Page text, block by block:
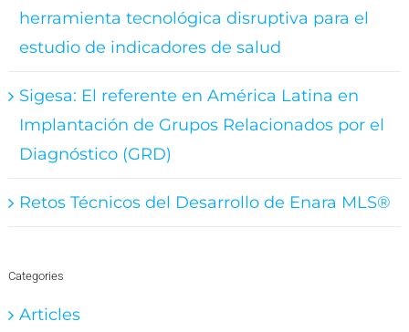
herramienta tecnológica disruptiva para el
estudio de indicadores de salud
Sigesa: El referente en América Latina en
Implantación de Grupos Relacionados por el
Diagnóstico (GRD)
Retos Técnicos del Desarrollo de Enara MLS®
Categories
Articles